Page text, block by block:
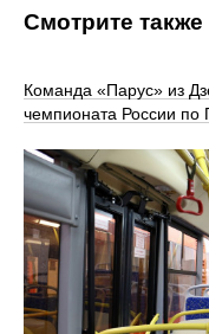
Смотрите также
Команда «Парус» из
чемпионата России